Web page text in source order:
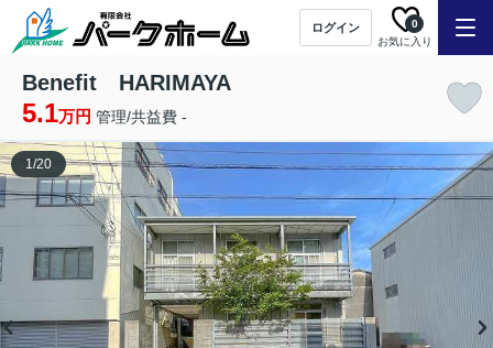
ログイン
お気に入り
0
Benefit HARIMAYA
5.1万円 管理/共益費 -
1/20